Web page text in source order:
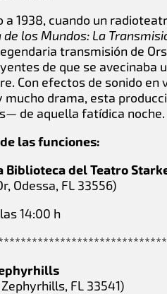
a 1938, cuando un
de los Mundos: La
transmisión de
de que se avecinaba
Con efectos de sonido en
mucho drama, esta
de aquella fatídica noche.
las funciones:
del Teatro
Odessa, FL 33556)
14:00 h
FL 33541)